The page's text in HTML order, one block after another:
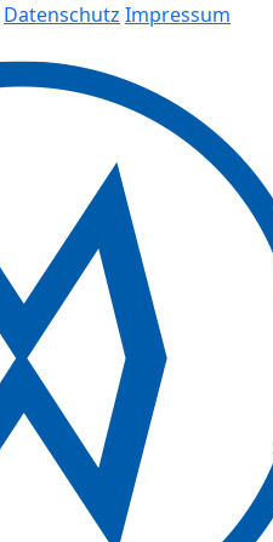
Datenschutz Impressum